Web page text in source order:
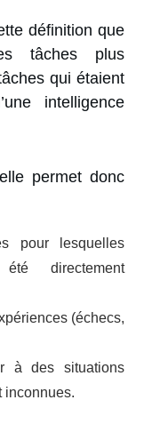
définition que
tâches plus
qui étaient
intelligence
permet donc
pour lesquelles
directement
(échecs,
à des situations
inconnues.